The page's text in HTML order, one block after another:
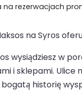
rezerwacjach
na Syros
wysiądziesz w
i sklepami. Ulice
historię